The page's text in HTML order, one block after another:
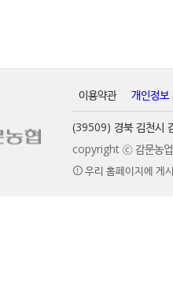
이용약관 개인정보
(39509) 경북 김천시
copyright ⓒ 감문농업
우리 홈페이지에 게